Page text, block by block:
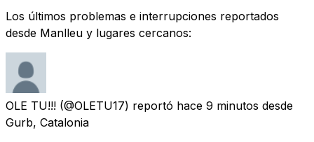
Los últimos problemas e interrupciones reportados
desde Manlleu y lugares cercanos:
OLE TU!!! (@OLETU17) reportó hace 9 minutos desde
Gurb, Catalonia